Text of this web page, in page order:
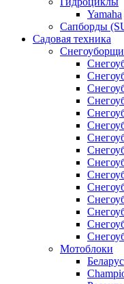
Yamaha
Сапборды
Садовая техника
Мотоблоки
Беларус